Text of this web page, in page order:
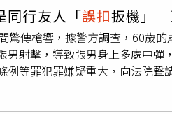
逮人，落網時，張嫌向警方供稱
案動機，訊後將依法送辦。
同行友人「誤扣扳機」
驚傳槍響，據警方調查，60歲
男射擊，導致張男身上多處中
例等罪犯罪嫌疑重大，向法院
集跡證，並與新北刑警大隊組
他人所為，蕭男再改口，稱張